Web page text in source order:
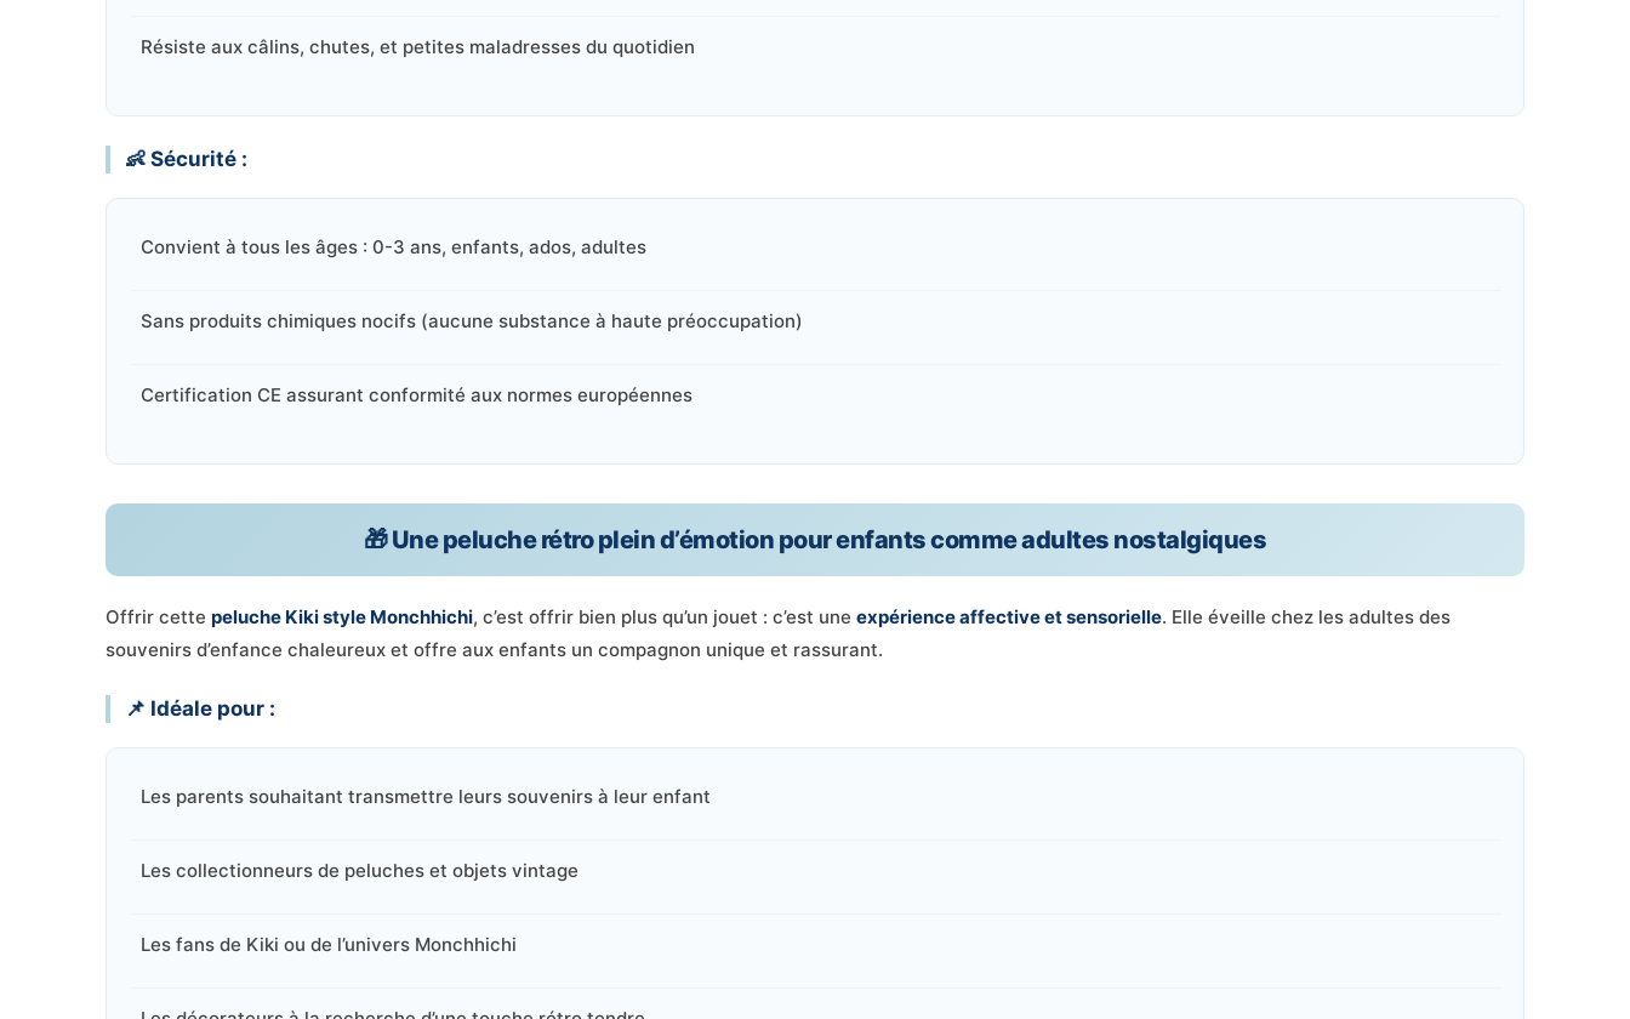
Résiste aux câlins, chutes, et petites maladresses du quotidien
👶 Sécurité :
Convient à tous les âges : 0-3 ans, enfants, ados, adultes
Sans produits chimiques nocifs (aucune substance à haute préoccupation)
Certification CE assurant conformité aux normes européennes
🎁 Une peluche rétro plein d’émotion pour enfants comme adultes nostalgiques
Offrir cettepeluche Kiki style Monchhichi, c’est offrir bien plus qu’un jouet : c’est uneexpérience affective et sensorielle. Elle éveille chez les adultes des
souvenirs d’enfance chaleureux et offre aux enfants un compagnon unique et rassurant.
📌 Idéale pour :
Les parents souhaitant transmettre leurs souvenirs à leur enfant
Les collectionneurs de peluches et objets vintage
Les fans de Kiki ou de l’univers Monchhichi